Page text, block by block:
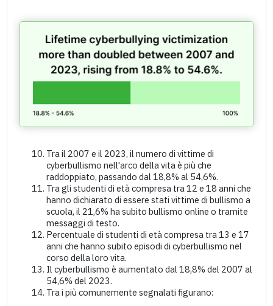
Tra il 2007 e il 2023, il numero di vittime di
cyberbullismo nell'arco della vita è più che
raddoppiato, passando dal 18,8% al 54,6%.
Tra gli studenti di età compresa tra 12 e 18 anni che
hanno dichiarato di essere stati vittime di bullismo a
scuola, il 21,6% ha subito bullismo online o tramite
messaggi di testo.
Percentuale di studenti di età compresa tra 13 e 17
anni che hanno subito episodi di cyberbullismo nel
corso della loro vita.
Il cyberbullismo è aumentato dal 18,8% del 2007 al
54,6% del 2023.
Tra i più comunemente segnalati figurano: